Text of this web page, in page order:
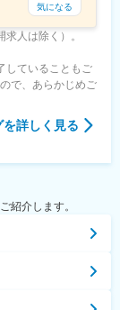
気になる
人は除く）。
していることもご
で、あらかじめご
詳しく見る
紹介します。